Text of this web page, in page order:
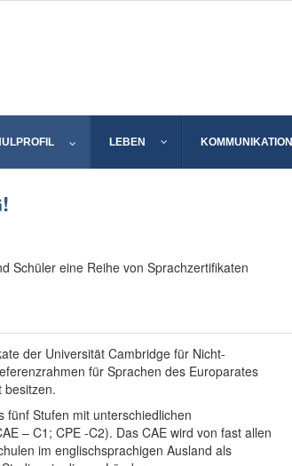
LEBEN KOMMUNIKATION
Schüler eine Reihe von Sprachzertifikaten
der Universität Cambridge für Nicht-
für Sprachen des Europarates
besitzen.
fünf Stufen mit unterschiedlichen
– C1; CPE -C2). Das CAE wird von fast allen
im englischsprachigen Ausland als